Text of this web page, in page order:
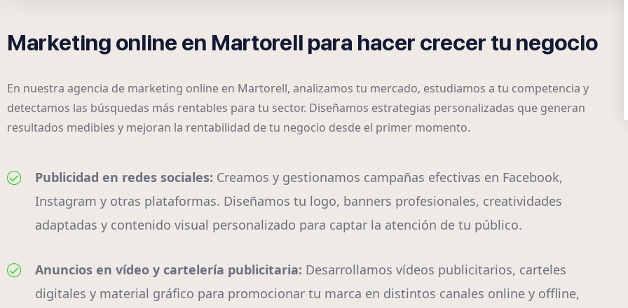
Marketing online en Martorell para hacer crecer tu negocio
En nuestra agencia de marketing online en Martorell, analizamos tu mercado, estudiamos a tu competencia y
detectamos las búsquedas más rentables para tu sector. Diseñamos estrategias personalizadas que generan
resultados medibles y mejoran la rentabilidad de tu negocio desde el primer momento.
Publicidad en redes sociales: Creamos y gestionamos campañas efectivas en Facebook,
Instagram y otras plataformas. Diseñamos tu logo, banners profesionales, creatividades
adaptadas y contenido visual personalizado para captar la atención de tu público.
Anuncios en vídeo y cartelería publicitaria: Desarrollamos vídeos publicitarios, carteles
digitales y material gráfico para promocionar tu marca en distintos canales online y offline,